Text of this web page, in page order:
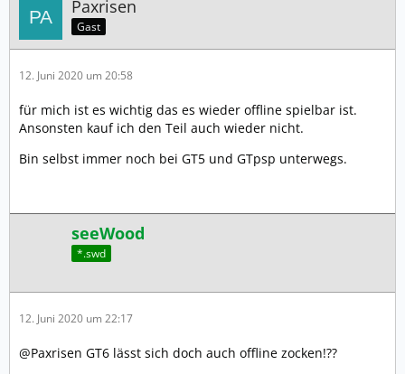
Paxrisen
Gast
12. Juni 2020 um 20:58
für mich ist es wichtig das es wieder offline spielbar ist.
Ansonsten kauf ich den Teil auch wieder nicht.
Bin selbst immer noch bei GT5 und GTpsp unterwegs.
seeWood
*.swd
12. Juni 2020 um 22:17
@Paxrisen GT6 lässt sich doch auch offline zocken!??